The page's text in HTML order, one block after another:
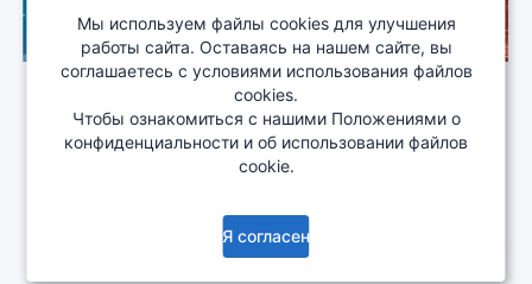
О компании Сотрудничество
Деталировка
Документация
Изменения
reserved.
ver. 3.2.0Нужна помощь?
Мы используем файлы cookies для улучшения
работы сайта. Оставаясь на нашем сайте, вы
соглашаетесь с условиями использования файлов
cookies.
Чтобы ознакомиться с нашими Положениями о
конфиденциальности и об использовании файлов
cookie.
Я согласен